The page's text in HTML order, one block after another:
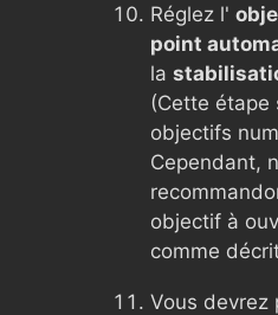
Réglez l'
point
la
(Cette étape
objectifs
Cependant,
objectif à
comme
Vous devrez